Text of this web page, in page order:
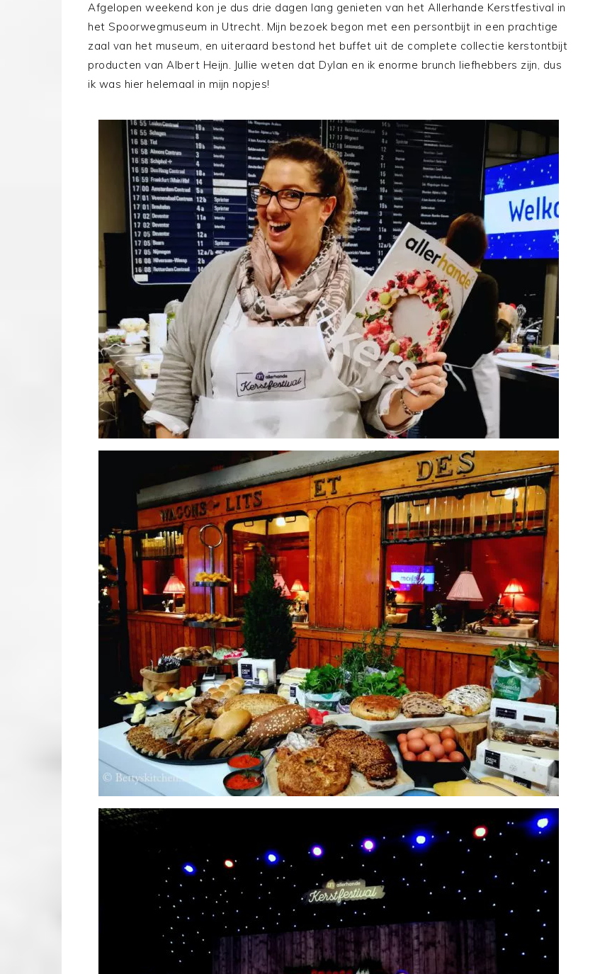
Afgelopen weekend kon je dus drie dagen lang genieten van het Allerhande Kerstfestival in
het Spoorwegmuseum in Utrecht. Mijn bezoek begon met een persontbijt in een prachtige
zaal van het museum, en uiteraard bestond het buffet uit de complete collectie kerstontbijt
producten van Albert Heijn. Jullie weten dat Dylan en ik enorme brunch liefhebbers zijn, dus
ik was hier helemaal in mijn nopjes!